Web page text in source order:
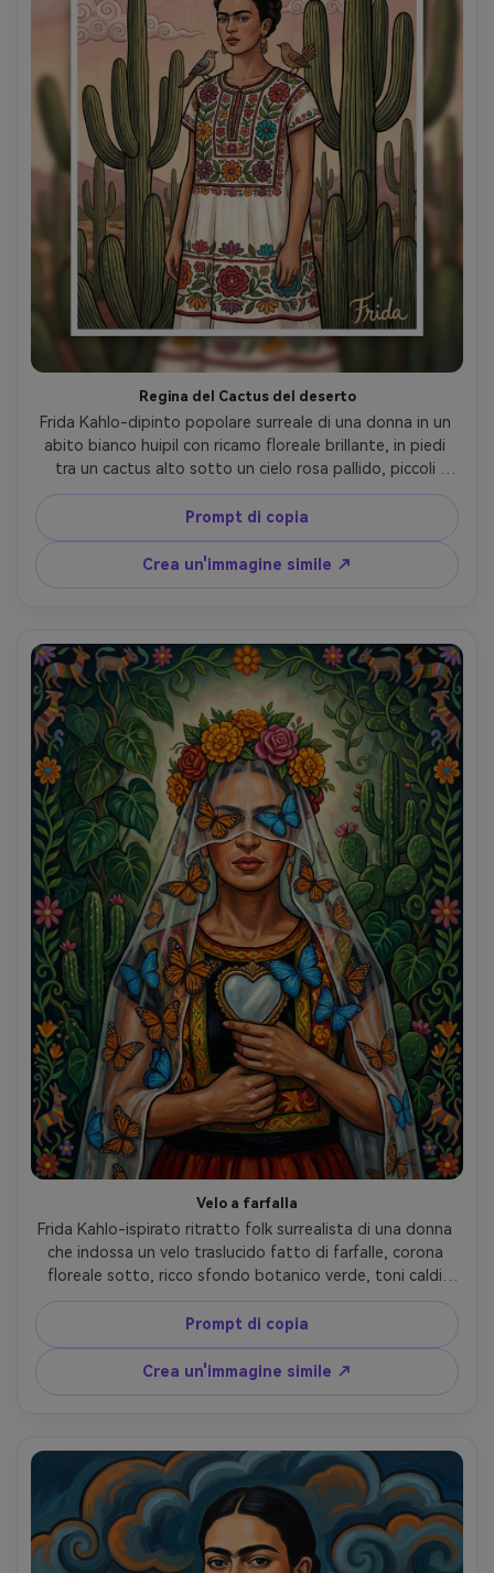
Regina del Cactus del deserto
Frida Kahlo-dipinto popolare surreale di una donna in un
abito bianco huipil con ricamo floreale brillante, in piedi
tra un cactus alto sotto un cielo rosa pallido, piccoli
uccelli appollaiati nei suoi capelli, forme decorative di
nuvole, forti contorni grafici, tavolozza vivace ma terrosa,
umore di solitudine poetica, illustrazione altamente
dettagliata, obiettivo 85mm, profondità di campo bassa,
morbida illuminazione cinematografica-AR 4:5
Prompt di copia
Crea un'immagine simile ↗
Velo a farfalla
Frida Kahlo-ispirato ritratto folk surrealista di una donna
che indossa un velo traslucido fatto di farfalle, corona
floreale sotto, ricco sfondo botanico verde, toni caldi
della pelle con texture pittorica, simmetria decorativa,
contorni audaci, tema di trasformazione simbolica, intima
cornice a metà lunghezza, qualità capolavoro, morbida
illuminazione cinematografica- -ar 4:5
Prompt di copia
Crea un'immagine simile ↗